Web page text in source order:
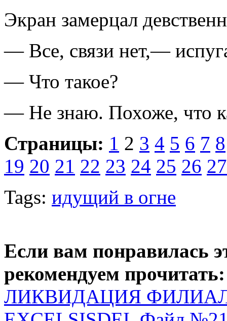
Экран замерцал
— Все, связи нет,—
— Что такое?
— Не знаю. Похоже, что
Страницы: 1 2 3 4 5 6 7 8
19 20 21 22 23 24 25 26 27
Tags: идущий в огне
Если вам понравилась
рекомендуем прочитать:
ЛИКВИДАЦИЯ